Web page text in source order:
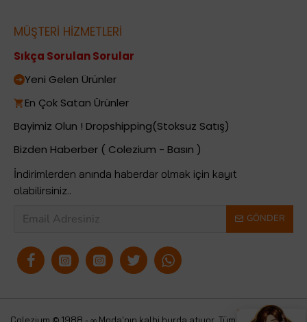
MÜŞTERİ HİZMETLERİ
Sıkça Sorulan Sorular
Yeni Gelen Ürünler
En Çok Satan Ürünler
Bayimiz Olun ! Dropshipping(Stoksuz Satış)
Bizden Haberber ( Colezium - Basın )
İndirimlerden anında haberdar olmak için kayıt
olabilirsiniz..
GÖNDER